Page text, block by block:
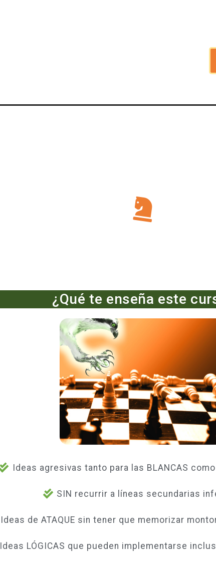
¿Qué te enseña este
Ideas agresivas tanto para las BLANCAS como
SIN recurrir a líneas secundarias
Ideas de ATAQUE sin tener que memorizar
Ideas LÓGICAS que pueden implementarse